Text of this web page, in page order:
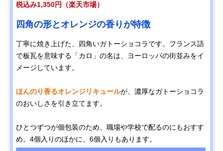
税込み1,350円（楽天市場）
四角の形とオレンジの香りが特徴
丁寧に焼き上げた、四角いガトーショコラです。フランス語
で板瓦を意味する「カロ」の名は、ヨーロッパの街並みをイ
メージしています。
ほんのり香るオレンジリキュールが、濃厚なガトーショコラ
のおいしさを引き立てます。
ひとつずつが個包装のため、職場や学校で配るのにもおすす
め。4個入りのほかに、6個入りもあります。